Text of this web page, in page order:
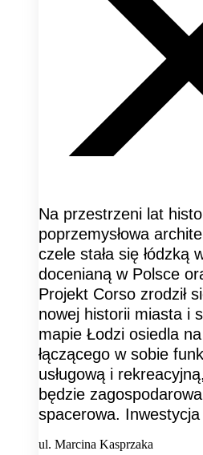
Na przestrzeni lat
poprzemysłowa
czele stała się łódzką
docenianą w Polsce
Projekt Corso zrodził
nowej historii miasta i
mapie Łodzi osiedla
łączącego w sobie
usługową i
będzie
spacerowa. Inwestycja
ul. Marcina Kasprzaka